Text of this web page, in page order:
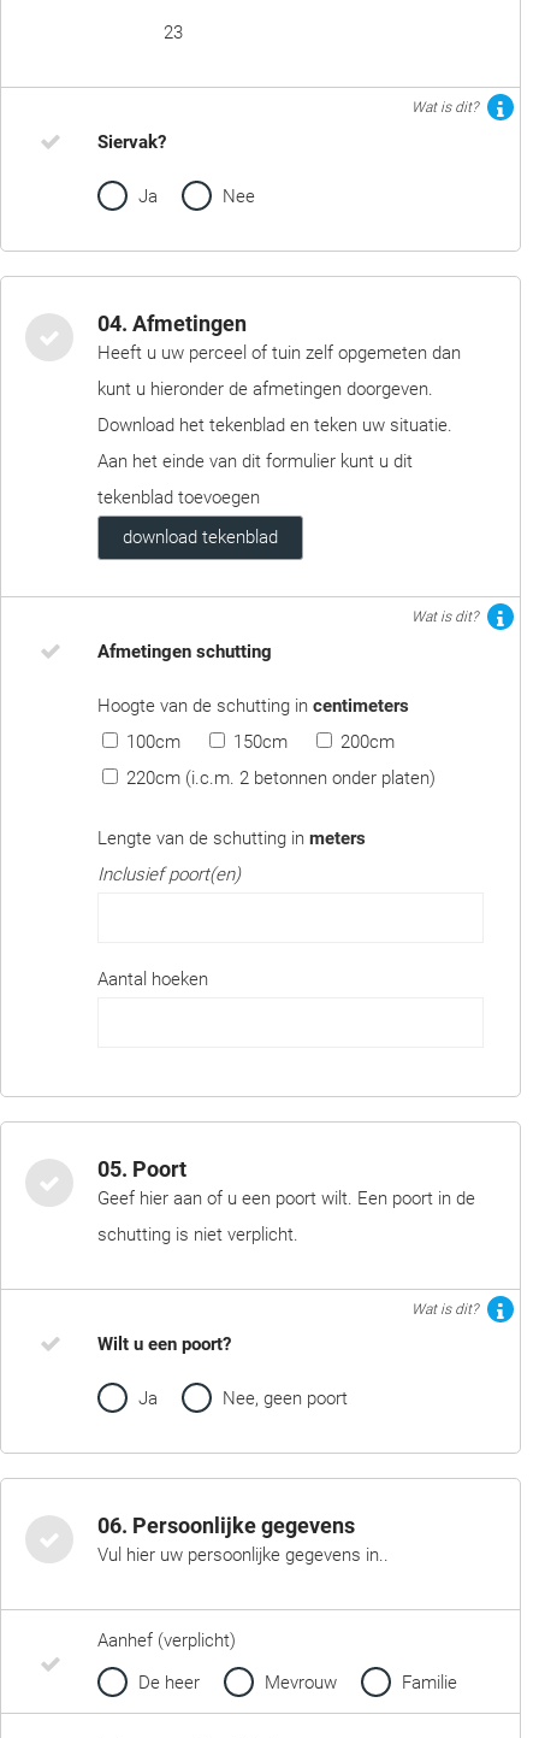
23
Wat is dit?
Siervak?
Ja Nee
04. Afmetingen
Heeft u uw perceel of tuin zelf opgemeten dan
kunt u hieronder de afmetingen doorgeven.
Download het tekenblad en teken uw situatie.
Aan het einde van dit formulier kunt u dit
tekenblad toevoegen
download tekenblad
Wat is dit?
Afmetingen schutting
Hoogte van de schutting in centimeters
100cm
150cm
200cm
220cm (i.c.m. 2 betonnen onder platen)
Lengte van de schutting in meters
Inclusief poort(en)
Aantal hoeken
05. Poort
Geef hier aan of u een poort wilt. Een poort in de
schutting is niet verplicht.
Wat is dit?
Wilt u een poort?
Ja Nee, geen poort
06. Persoonlijke gegevens
Vul hier uw persoonlijke gegevens in..
Aanhef (verplicht)
De heer
Mevrouw Familie